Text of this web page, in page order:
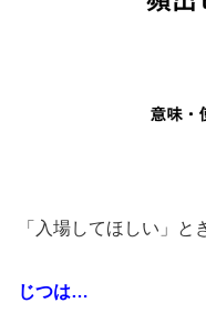
「入場してほしい」と
じつは…